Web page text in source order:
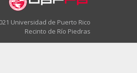
Universidad de Puerto Rico
Recinto de Río Piedras